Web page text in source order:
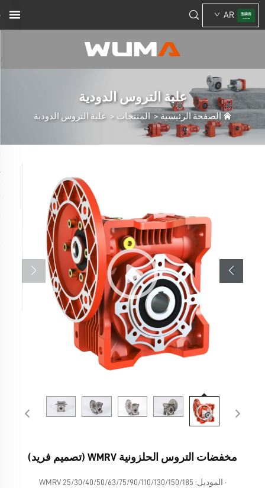
AR
علبة التروس الدودية
الصفحة الرئيسية > المنتجات > علبة التروس الدودية
مخفضات التروس الحلزونية WMRV (تصميم فريد)
· الموديل: WMRV 25/30/40/50/63/75/90/110/130/150/185